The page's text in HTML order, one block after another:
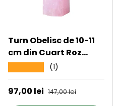
Turn Obelisc de 10-11
cm din Cuart Roz
Natural, Bagheta
Mare de Cristal
Vindecator cu 6
(1)
Preț de vânzare
97,00 lei Preț obișnuit
147,00 lei